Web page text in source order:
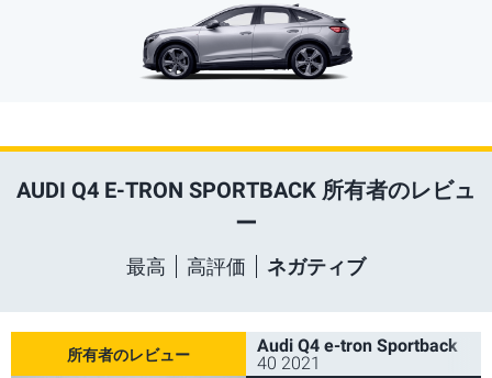
AUDI Q4 E-TRON SPORTBACK 所有者のレビュ
ー
最高 高評価 ネガティブ
Audi Q4 e-tron Sportback
40 2021